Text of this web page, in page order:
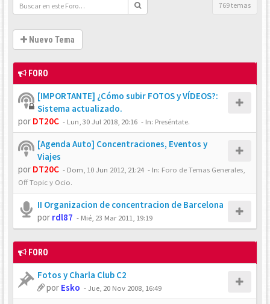
769 temas
Nuevo Tema
FORO
[IMPORTANTE] ¿Cómo subir FOTOS y VÍDEOS?:
Sistema actualizado.
por DT20C - Lun, 30 Jul 2018, 20:16 - In: Preséntate.
[Agenda Auto] Concentraciones, Eventos y
Viajes
por DT20C - Dom, 10 Jun 2012, 21:24 - In: Foro de Temas Generales,
Off Topic y Ocio.
II Organizacion de concentracion de Barcelona
por rdl87 - Mié, 23 Mar 2011, 19:19
FORO
Fotos y Charla Club C2
por Esko -Jue, 20 Nov 2008, 16:49